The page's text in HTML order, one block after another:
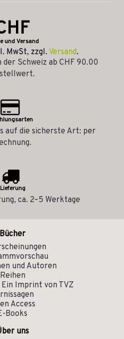
und Versand
MwSt, zzgl. Versand.
Schweiz ab CHF 90.00
auf die sicherste Art: per
Lieferung
ca. 2–5 Werktage
Bücher
und Autoren
Reihen
Ein Imprint von TVZ
Access
Books
uns